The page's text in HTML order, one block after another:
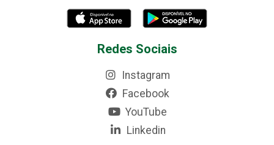
Redes Sociais
Instagram
Facebook
YouTube
Linkedin